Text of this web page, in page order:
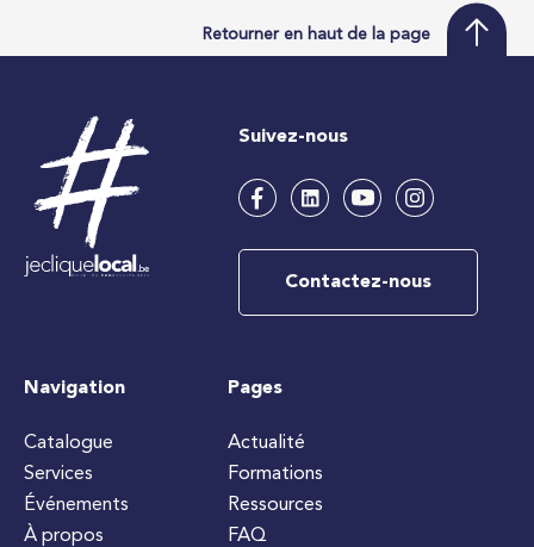
Retourner en haut de la page
Suivez-nous
Contactez-nous
Navigation
Catalogue
Services
Événements
À propos
Pages
Actualité
Formations
Ressources
FAQ